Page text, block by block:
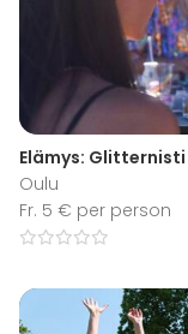
Elämys:
Oulu
Fr. 5 € per person